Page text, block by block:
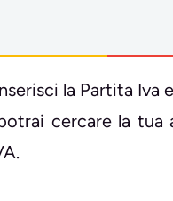
la Partita
cercare la tua